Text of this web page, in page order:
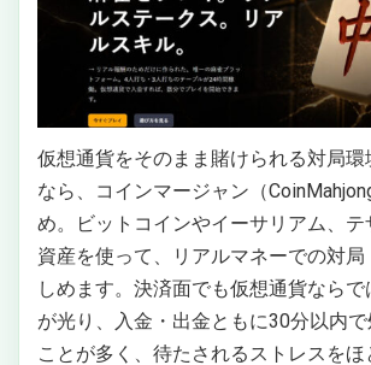
仮想通貨をそのまま賭けられる対局環
なら、コインマージャン（
め。ビットコインやイーサリアム、
資産を使って、リアルマネーでの対
しめます。決済面でも仮想通貨なら
が光り、入金・出金ともに30分以内
ことが多く、待たされるストレスを